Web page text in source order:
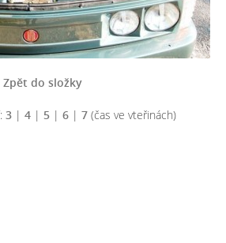
Zpět do složky
3| 4| 5| 6| 7(čas ve vteřinách)